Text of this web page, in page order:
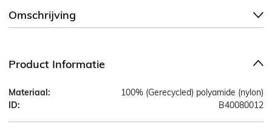
Omschrijving
Product Informatie
Materiaal:
100% (Gerecycled) polyamide (nylon)
ID:
B40080012